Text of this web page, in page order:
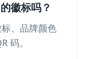
徽标吗？
、品牌颜色
码。